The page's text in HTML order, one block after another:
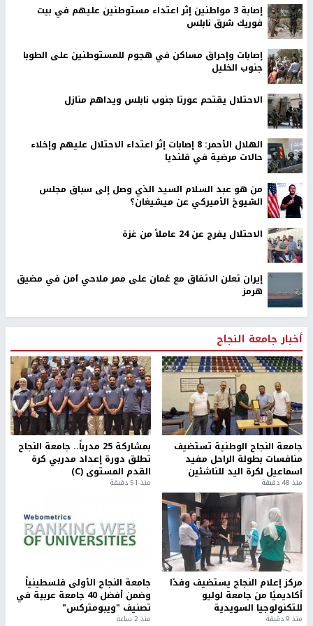
إصابة 3 مواطنين إثر اعتداء مستوطنين عليهم في بيت
فوريك شرق نابلس
إصابات وإحراق مساكن في هجوم للمستوطنين على الطوبا
جنوب الخليل
الاحتلال يقتحم عورتا جنوب نابلس ويداهم منازل
الهلال الأحمر: 8 إصابات إثر اعتداء الاحتلال عليهم وإخلاء
حالات مرضية في قلنديا
من هو عبد السلام السيد الذي وصل إلى سباق مجلس
الشيوخ الأميركي عن ميشيغان؟
الاحتلال يفرج عن 24 عاملاً من غزة
إيران تعلن الاتفاق مع عُمان على ممر ملاحي آمن في مضيق
هرمز
أخبار جامعة النجاح
جامعة النجاح الوطنية تستضيف
منافسات بطولة الراحل مفيد
اسماعيل لكرة اليد للناشئين
منذ 48 دقيقة
بمشاركة 25 مدرباً.. جامعة النجاح
تطلق دورة إعداد مدربي كرة
القدم المستوى (C)
منذ 51 دقيقة
مركز إعلام النجاح يستضيف وفدًا
أكاديميًا من جامعة لوليو
للتكنولوجيا السويدية
منذ 9 دقيقة
جامعة النجاح الأولى فلسطينياً
وضمن أفضل 40 جامعة عربية في
تصنيف "ويبومتركس"
منذ 2 ساعة